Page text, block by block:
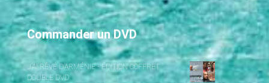
Commander un DVD
J’AI RÊVÉ D’ARMÉNIE - ÉDITION COFFRET
DOUBLE DVD